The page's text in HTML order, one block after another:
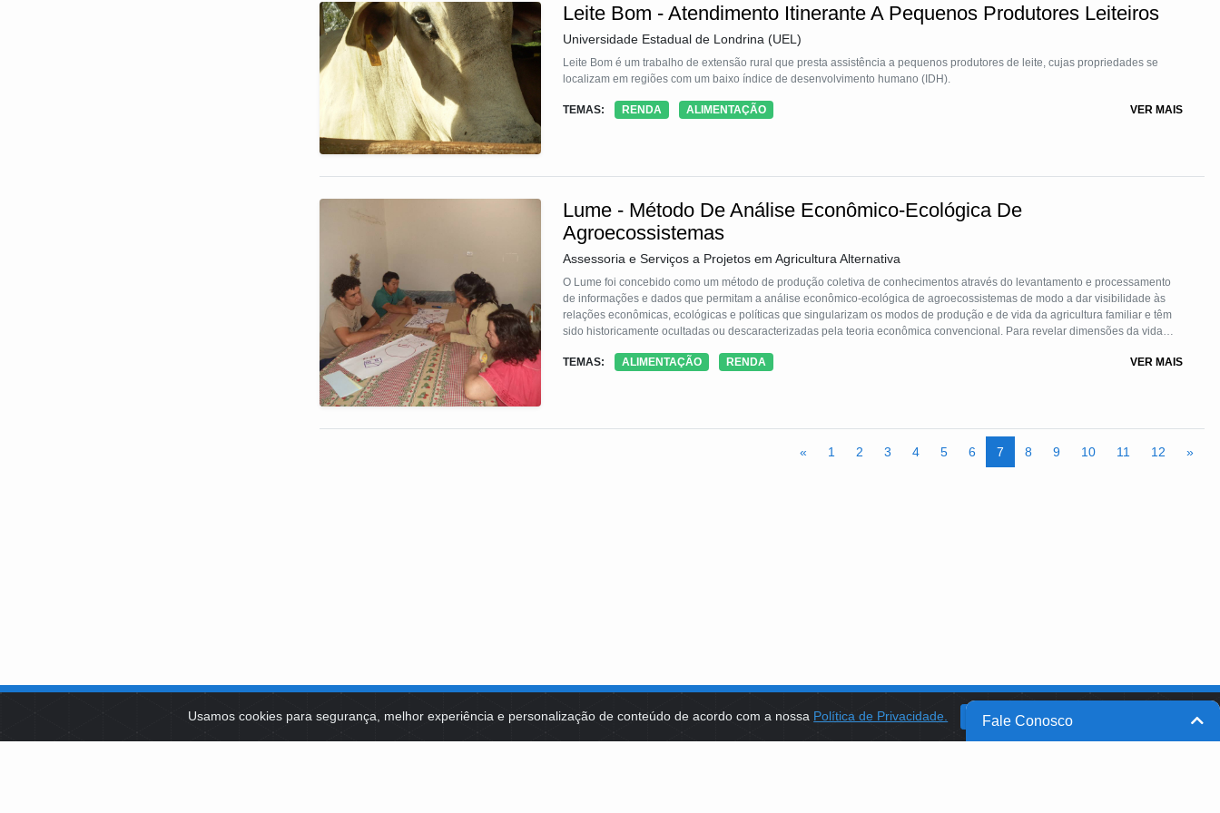
Usamos cookies para segurança, melhor experiência e personalização de conteúdo de acordo com a nossa Política de Privacidade. OK
Leite Bom - Atendimento Itinerante A Pequenos Produtores Leiteiros
Universidade Estadual de Londrina (UEL)
Leite Bom é um trabalho de extensão rural que presta assistência a pequenos produtores de leite, cujas propriedades se
localizam em regiões com um baixo índice de desenvolvimento humano (IDH).
TEMAS: RENDA ALIMENTAÇÃO VER MAIS
Lume - Método De Análise Econômico-Ecológica De
Agroecossistemas
Assessoria e Serviços a Projetos em Agricultura Alternativa
O Lume foi concebido como um método de produção coletiva de conhecimentos através do levantamento e processamento
de informações e dados que permitam a análise econômico-ecológica de agroecossistemas de modo a dar visibilidade às
relações econômicas, ecológicas e políticas que singularizam os modos de produção e de vida da agricultura familiar e têm
sido historicamente ocultadas ou descaracterizadas pela teoria econômica convencional. Para revelar dimensões da vida
Ecológica, da Economia Política e da Economia Feminista.
TEMAS: ALIMENTAÇÃO RENDA VER MAIS
« 1 2 3 4 5 6 7 8 9 10 11 12 »
Fale Conosco
PLATAFORMA DE TECNOLOGIAS IDENTIDADE VISUAL BANCO DO BRASIL